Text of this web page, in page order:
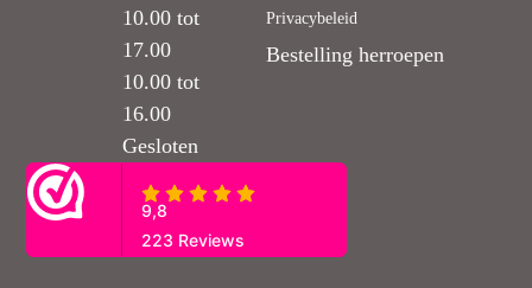
10.00 tot
17.00
10.00 tot
16.00
Gesloten
Privacybeleid
Bestelling herroepen